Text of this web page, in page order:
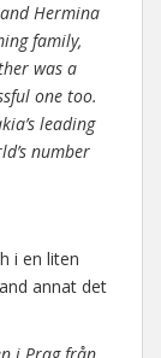
Hermina
family,
was a
one too.
leading
number
i en liten
annat det